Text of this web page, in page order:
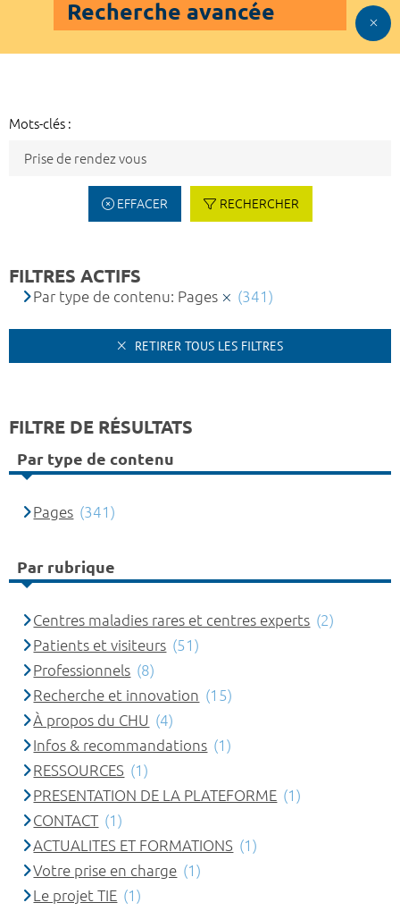
Recherche avancée
Mots-clés :
EFFACER RECHERCHER
FILTRES ACTIFS
Par type de contenu: Pages (341)
RETIRER TOUS LES FILTRES
FILTRE DE RÉSULTATS
Par type de contenu
Pages (341)
Par rubrique
Centres maladies rares et centres experts (2)
Patients et visiteurs (51)
Professionnels (8)
Recherche et innovation (15)
À propos du CHU (4)
Infos & recommandations (1)
RESSOURCES (1)
PRESENTATION DE LA PLATEFORME (1)
CONTACT (1)
ACTUALITES ET FORMATIONS (1)
Votre prise en charge (1)
Le projet TIE (1)